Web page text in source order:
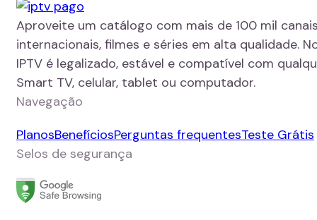
Aproveite um catálogo com mais de 100 mil
internacionais, filmes e séries em alta qualidade.
IPTV é legalizado, estável e compatível com
Smart TV, celular, tablet ou computador.
Navegação
PlanosBenefíciosPerguntas frequentesTeste Grátis
Selos de segurança